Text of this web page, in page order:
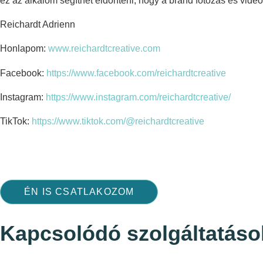
Reichardt Adrienn
Honlapom: www.reichardtcreative.com
Facebook: https://www.facebook.com/reichardtcreative
Instagram: https://www.instagram.com/reichardtcreative/
TikTok: https://www.tiktok.com/@reichardtcreative
ÉN IS CSATLAKOZOM
Kapcsolódó